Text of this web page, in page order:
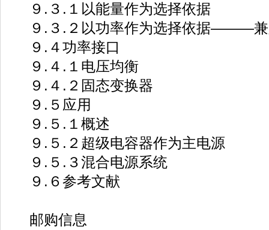
９.３.１以能量作为选择依据
９.３.２以功率作为选择依据———兼
９.４功率接口
９.４.１电压均衡
９.４.２固态变换器
９.５应用
９.５.１概述
９.５.２超级电容器作为主电源
９.５.３混合电源系统
９.６参考文献
邮购信息